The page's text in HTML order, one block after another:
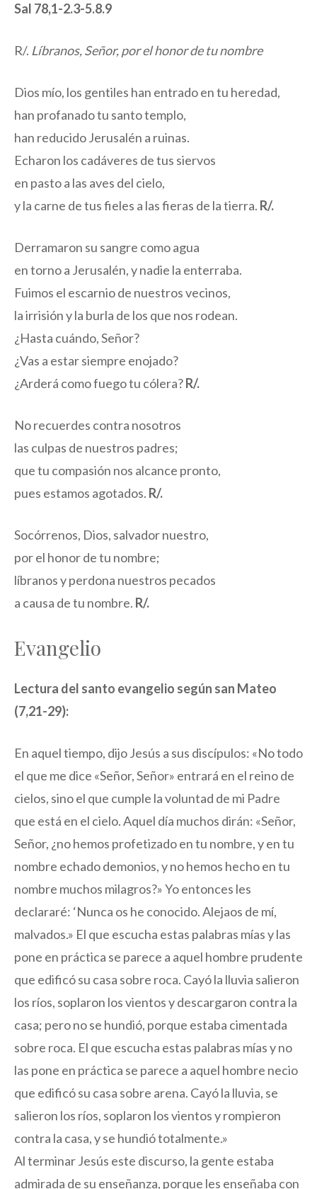
Sal 78,1-2.3-5.8.9
R/. Líbranos, Señor, por el honor de tu nombre
Dios mío, los gentiles han entrado en tu heredad,
han profanado tu santo templo,
han reducido Jerusalén a ruinas.
Echaron los cadáveres de tus siervos
en pasto a las aves del cielo,
y la carne de tus fieles a las fieras de la tierra. R/.
Derramaron su sangre como agua
en torno a Jerusalén, y nadie la enterraba.
Fuimos el escarnio de nuestros vecinos,
la irrisión y la burla de los que nos rodean.
¿Hasta cuándo, Señor?
¿Vas a estar siempre enojado?
¿Arderá como fuego tu cólera?R/.
No recuerdes contra nosotros
las culpas de nuestros padres;
que tu compasión nos alcance pronto,
pues estamos agotados. R/.
Socórrenos, Dios, salvador nuestro,
por el honor de tu nombre;
líbranos y perdona nuestros pecados
a causa de tu nombre. R/.
Evangelio
Lectura del santo evangelio según san Mateo
(7,21-29):
En aquel tiempo, dijo Jesús a sus discípulos: «No todo
el que me dice «Señor, Señor» entrará en el reino de
cielos, sino el que cumple la voluntad de mi Padre
que está en el cielo. Aquel día muchos dirán: «Señor,
Señor, ¿no hemos profetizado en tu nombre, y en tu
nombre echado demonios, y no hemos hecho en tu
nombre muchos milagros?» Yo entonces les
declararé: ‘Nunca os he conocido. Alejaos de mí,
malvados.» El que escucha estas palabras mías y las
pone en práctica se parece a aquel hombre prudente
que edificó su casa sobre roca. Cayó la lluvia salieron
los ríos, soplaron los vientos y descargaron contra la
casa; pero no se hundió, porque estaba cimentada
sobre roca. El que escucha estas palabras mías y no
las pone en práctica se parece a aquel hombre necio
que edificó su casa sobre arena. Cayó la lluvia, se
salieron los ríos, soplaron los vientos y rompieron
contra la casa, y se hundió totalmente.»
Al terminar Jesús este discurso, la gente estaba
admirada de su enseñanza, porque les enseñaba con